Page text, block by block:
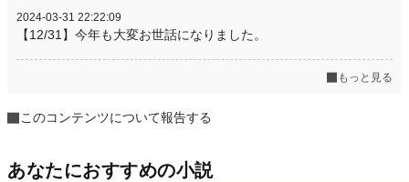
2024-03-31 22:22:09
【12/31】今年も大変お世話になりました。
もっと見る
このコンテンツについて報告する
あなたにおすすめの小説